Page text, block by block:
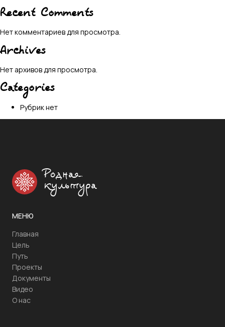
Recent Comments
Нет комментариев для просмотра.
Archives
Нет архивов для просмотра.
Categories
Рубрик нет
Родная
культура
МЕНЮ
Главная
Цель
Путь
Проекты
Документы
Видео
О нас